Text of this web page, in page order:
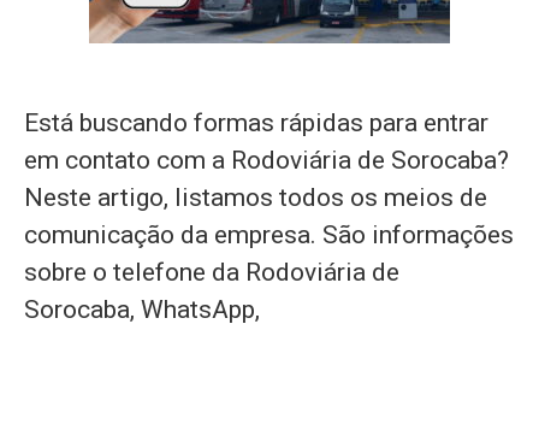
Está buscando formas rápidas para entrar
em contato com a Rodoviária de Sorocaba?
Neste artigo, listamos todos os meios de
comunicação da empresa. São informações
sobre o telefone da Rodoviária de
Sorocaba, WhatsApp,